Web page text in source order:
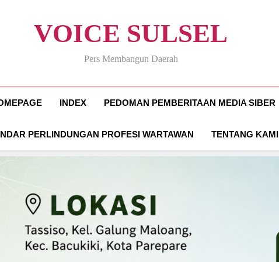
VOICE SULSEL
Pers Membangun Daerah
INDEX PEDOMAN PEMBERITAAN MEDIA SIBER
PERLINDUNGAN PROFESI WARTAWAN TENTANG KAMI